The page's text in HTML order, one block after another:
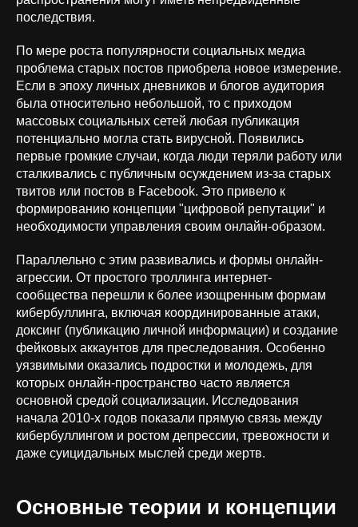
последствия.
По мере роста популярности социальных медиа
проблема старых постов приобрела новое измерение.
Если в эпоху личных дневников и блогов аудитория
была относительно небольшой, то с приходом
массовых социальных сетей любая публикация
потенциально могла стать вирусной. Появились
первые громкие случаи, когда люди теряли работу или
сталкивались с публичным осуждением из-за старых
твитов или постов в Facebook. Это привело к
формированию концепции "цифровой репутации" и
необходимости управления своим онлайн-образом.
Параллельно с этим развивались и формы онлайн-
агрессии. От простого троллинга интернет-
сообщества перешли к более изощренным формам
кибербуллинга, включая координированные атаки,
доксинг (публикацию личной информации) и создание
фейковых аккаунтов для преследования. Особенно
уязвимыми оказались подростки и молодежь, для
которых онлайн-пространство часто является
основной средой социализации. Исследования
начала 2010-х годов показали прямую связь между
кибербуллингом и ростом депрессии, тревожности и
даже суицидальных мыслей среди жертв.
Основные теории и концепции